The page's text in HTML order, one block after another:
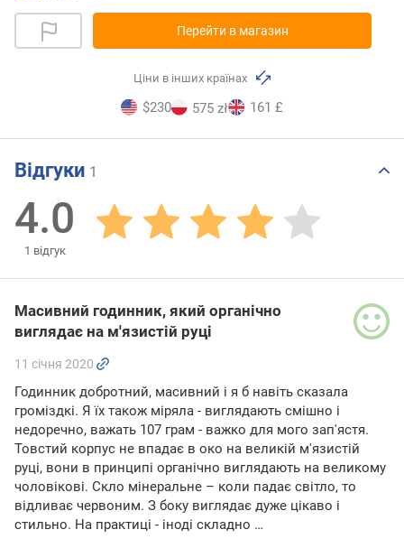
Перейти в магазин
Ціни в інших країнах
$230 575 zł 161 £
Відгуки 1
4.0
1 відгук
Масивний годинник, який органічно
виглядає на м'язистій руці
11 січня 2020
Годинник добротний, масивний і я б навіть сказала
громіздкі. Я їх також міряла - виглядають смішно і
недоречно, важать 107 грам - важко для мого зап'ястя.
Товстий корпус не впадає в око на великій м'язистій
руці, вони в принципі органічно виглядають на великому
чоловікові. Скло мінеральне – коли падає світло, то
відливає червоним. З боку виглядає дуже цікаво і
стильно. На практиці - іноді складно …